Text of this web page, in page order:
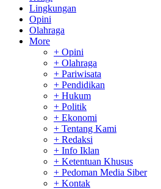
Lingkungan
Opini
Olahraga
More
+ Opini
+ Olahraga
+ Pariwisata
+ Pendidikan
+ Hukum
+ Politik
+ Ekonomi
+ Tentang Kami
+ Redaksi
+ Info Iklan
+ Ketentuan Khusus
+ Pedoman Media Siber
+ Kontak